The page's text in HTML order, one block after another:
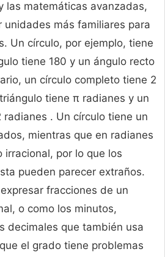
las matemáticas avanzadas,
unidades más familiares para
Un círculo, por ejemplo, tiene
tiene 180 y un ángulo recto
un círculo completo tiene 2
tiene π radianes y un
. Un círculo tiene un
mientras que en radianes
irracional, por lo que los
pueden parecer extraños.
fracciones de un
o como los minutos,
decimales que también usa
el grado tiene problemas